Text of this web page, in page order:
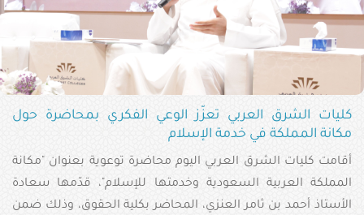
كليات الشرق العربي تعزّز الوعي الفكري بمحاضرة حول
مكانة المملكة في خدمة الإسلام
أقامت كليات الشرق العربي اليوم محاضرة توعوية بعنوان "مكانة
المملكة العربية السعودية وخدمتها للإسلام"، قدّمها سعادة
الأستاذ أحمد بن ثامر العنزي، المحاضر بكلية الحقوق، وذلك ضمن